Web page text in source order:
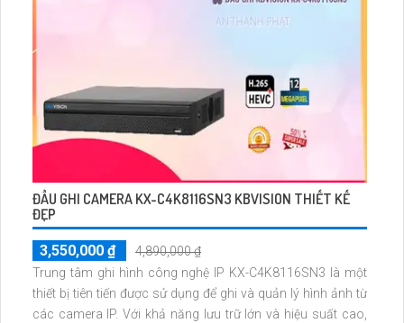
ĐẦU GHI CAMERA KX-C4K8116SN3 KBVISION THIẾT KẾ
ĐẸP
3,550,000 ₫
4,890,000 ₫
Trung tâm ghi hình công nghệ IP KX-C4K8116SN3 là một
thiết bị tiên tiến được sử dụng để ghi và quản lý hình ảnh từ
các camera IP. Với khả năng lưu trữ lớn và hiệu suất cao,